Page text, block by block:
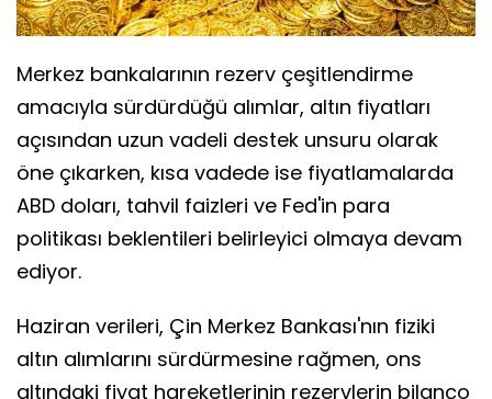
Merkez bankalarının rezerv çeşitlendirme
amacıyla sürdürdüğü alımlar, altın fiyatları
açısından uzun vadeli destek unsuru olarak
öne çıkarken, kısa vadede ise fiyatlamalarda
ABD doları, tahvil faizleri ve Fed'in para
politikası beklentileri belirleyici olmaya devam
ediyor.
Haziran verileri, Çin Merkez Bankası'nın fiziki
altın alımlarını sürdürmesine rağmen, ons
altındaki fiyat hareketlerinin rezervlerin bilanço